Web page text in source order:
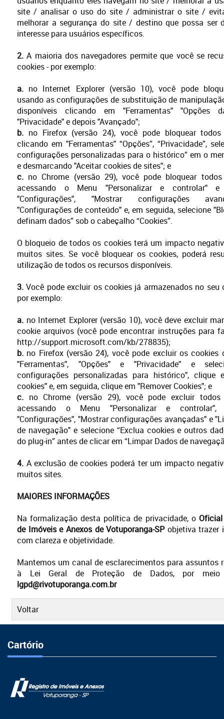
site / analisar o uso do site / administrar o site /
melhorar a segurança do site / destino que possa ser
interesse para usuários específicos.
2.A maioria dos navegadores permite que você se
cookies - por exemplo:
a. no Internet Explorer (versão 10), você pode
usando as configurações de substituição de
disponíveis clicando em "Ferramentas" "Opções
"Privacidade" e depois "Avançado";
b. no Firefox (versão 24), você pode bloquear
clicando em "Ferramentas" “Opções”, “Privacidade”,
configurações personalizadas para o histórico” em o
e desmarcando "Aceitar cookies de sites"; e
c. no Chrome (versão 29), você pode bloquear
acessando o Menu "Personalizar e controlar"
"Configurações", "Mostrar configurações
"Configurações de conteúdo" e, em seguida, selecione
definam dados” sob o cabeçalho “Cookies”.
O bloqueio de todos os cookies terá um impacto
muitos sites. Se você bloquear os cookies, poderá
utilização de todos os recursos disponíveis.
3. Você pode excluir os cookies já armazenados no seu
por exemplo:
a. no Internet Explorer (versão 10), você deve excluir
cookie arquivos (você pode encontrar instruções para
http://support.microsoft.com/kb/278835);
b. no Firefox (versão 24), você pode excluir os cookies
"Ferramentas", "Opções" e "Privacidade" e
configurações personalizadas para histórico", clique
cookies" e, em seguida, clique em "Remover Cookies"; e
c. no Chrome (versão 29), você pode excluir
acessando o Menu "Personalizar e
"Configurações", "Mostrar configurações avançadas" e
de navegação" e selecione “Exclua cookies e outros
do plug-in” antes de clicar em “Limpar Dados de
4. A exclusão de cookies poderá ter um impacto
muitos sites.
MAIORES INFORMAÇÕES
Na formalização desta política de privacidade, o
de Imóveis e Anexos de Votuporanga-SPobjetiva trazer
com clareza e objetividade.
Mantemos um canal de esclarecimentos para assuntos
à Lei Geral de Proteção de Dados, por
lgpd@rivotuporanga.com.br
Voltar
Cartório